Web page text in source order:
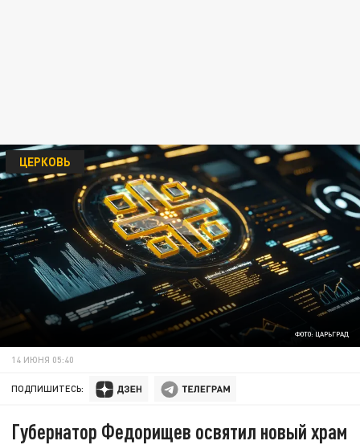
ФОТО: ЦАРЬГРАД
ЦЕРКОВЬ
14 ИЮНЯ 05:40
ПОДПИШИТЕСЬ:
Губернатор Федорищев освятил новый храм